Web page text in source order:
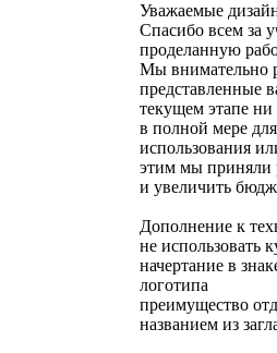
Уважаемые
Спасибо всем за
проделанную
Мы внимательно
представленные
текущем этапе
в полной мере
использования
этим мы приняли
и увеличить
Дополнение к
не использовать
начертание в
логотипа
преимущество
названием из